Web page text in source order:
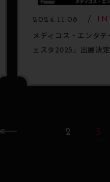
2024.11.08
メディコス・エンタ
ェスタ2025」出展決定
2 3